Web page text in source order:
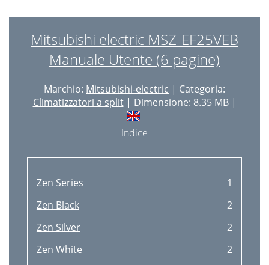
Mitsubishi electric MSZ-EF25VEB
Manuale Utente (6 pagine)
Marchio: Mitsubishi-electric | Categoria:
Climatizzatori a split| Dimensione: 8.35 MB |
Indice
Zen Series
1
Zen Black
2
Zen Silver
2
Zen White
2